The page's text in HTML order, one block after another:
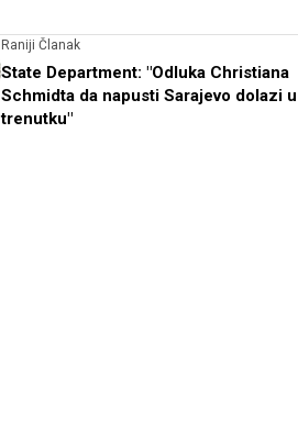
Raniji Članak
State Department: "Odluka Christiana
Schmidta da napusti Sarajevo dolazi
trenutku"